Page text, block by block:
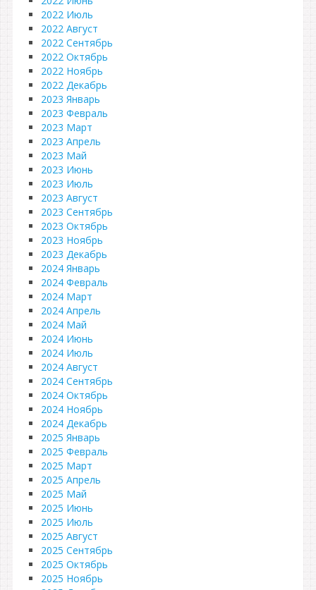
2022 Июль
2022 Август
2022 Сентябрь
2022 Октябрь
2022 Ноябрь
2022 Декабрь
2023 Январь
2023 Февраль
2023 Март
2023 Апрель
2023 Май
2023 Июнь
2023 Июль
2023 Август
2023 Сентябрь
2023 Октябрь
2023 Ноябрь
2023 Декабрь
2024 Январь
2024 Февраль
2024 Март
2024 Апрель
2024 Май
2024 Июнь
2024 Июль
2024 Август
2024 Сентябрь
2024 Октябрь
2024 Ноябрь
2024 Декабрь
2025 Январь
2025 Февраль
2025 Март
2025 Апрель
2025 Май
2025 Июнь
2025 Июль
2025 Август
2025 Сентябрь
2025 Октябрь
2025 Ноябрь